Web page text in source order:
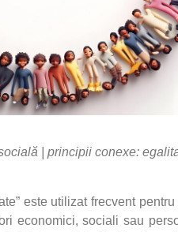
| principii conexe:
este utilizat frecvent
economici, sociali sau